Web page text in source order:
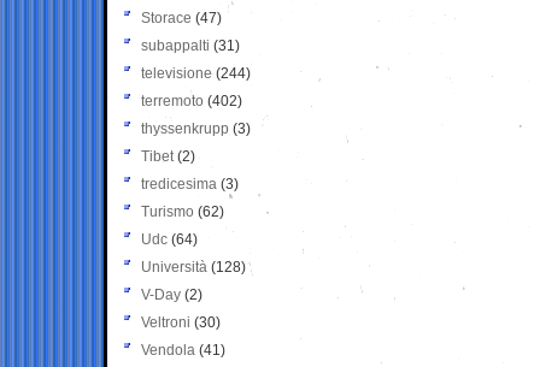
Storace (47)
subappalti (31)
televisione(244)
terremoto (402)
thyssenkrupp (3)
Tibet(2)
tredicesima (3)
Turismo (62)
Udc (64)
Università (128)
V-Day (2)
Veltroni (30)
Vendola (41)